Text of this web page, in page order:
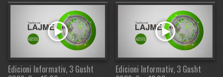
Edicioni Informativ, 3 Gusht
Edicioni Informativ, 3 Gusht